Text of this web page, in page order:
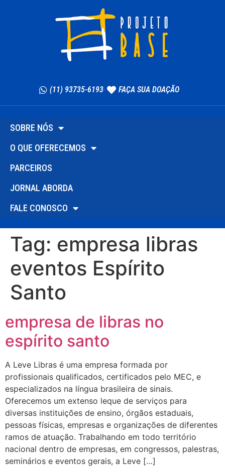
(11) 93735-6193 FAÇA SUA DOAÇÃO
SOBRE NÓS
O QUE OFERECEMOS
PARCEIROS
JORNAL ABORDA
FALE CONOSCO
Tag: empresa libras
eventos Espírito
Santo
empresa de libras no
espírito santo
A Leve Libras é uma empresa formada por
profissionais qualificados, certificados pelo MEC, e
especializados na língua brasileira de sinais.
Oferecemos um extenso leque de serviços para
diversas instituições de ensino, órgãos estaduais,
pessoas físicas, empresas e organizações de diferentes
ramos de atuação. Trabalhando em todo território
nacional dentro de empresas, em congressos, palestras,
seminários e eventos gerais, a Leve […]